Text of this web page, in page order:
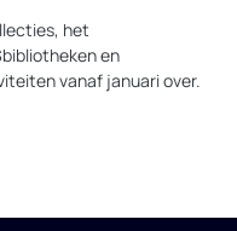
het
en
vanaf januari over.